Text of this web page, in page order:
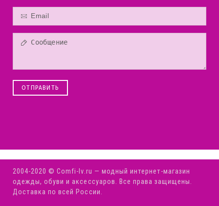
ОТПРАВИТЬ
2004-2020 © Comfi-Iv.ru — модный интернет-магазин
одежды, обуви и аксессуаров. Все права защищены.
Доставка по всей России.